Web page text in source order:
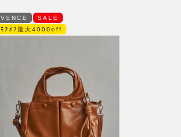
VENCE
SALE
ﾓｱｵﾌ最大4000off